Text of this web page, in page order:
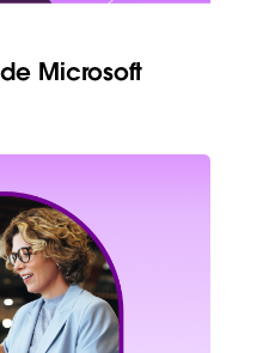
Microsoft